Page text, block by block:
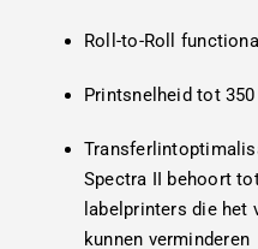
Roll-to-Roll
Printsnelheid tot
Spectra II behoort
labelprinters die het
kunnen verminderen